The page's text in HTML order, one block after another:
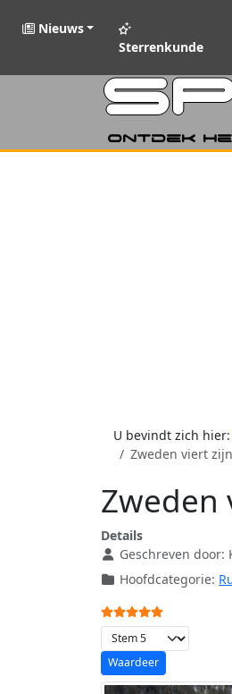
Nieuws
Sterrenkunde
Ontdek
U bevindt zich hier:
Zweden viert
Zweden
Details
Geschreven door:
Hoofdcategorie:
Voeg waardering toe